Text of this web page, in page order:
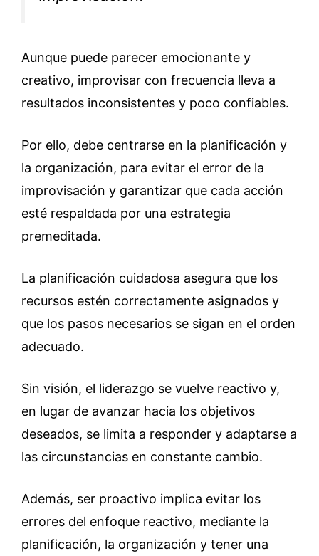
Aunque puede parecer emocionante y
creativo, improvisar con frecuencia lleva a
resultados inconsistentes y poco confiables.
Por ello, debe centrarse en la planificación y
la organización, para evitar el error de la
improvisación y garantizar que cada acción
esté respaldada por una estrategia
premeditada.
La planificación cuidadosa asegura que los
recursos estén correctamente asignados y
que los pasos necesarios se sigan en el orden
adecuado.
Sin visión, el liderazgo se vuelve reactivo y,
en lugar de avanzar hacia los objetivos
deseados, se limita a responder y adaptarse a
las circunstancias en constante cambio.
Además, ser proactivo implica evitar los
errores del enfoque reactivo, mediante la
planificación, la organización y tener una